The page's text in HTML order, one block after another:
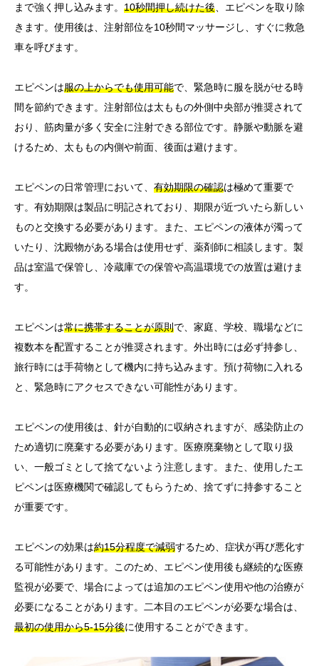
まで強く押し込みます。 10秒間押し続けた後 、エピペンを取り除
きます。使用後は、注射部位を10秒間マッサージし、すぐに救急
車を呼びます。
エピペンは服の上からでも使用可能で、緊急時に服を脱がせる時
間を節約できます。注射部位は太ももの外側中央部が推奨されて
おり、筋肉量が多く安全に注射できる部位です。静脈や動脈を避
けるため、太ももの内側や前面、後面は避けます。
エピペンの日常管理において、 有効期限の確認は極めて重要で
す。有効期限は製品に明記されており、期限が近づいたら新しい
ものと交換する必要があります。また、エピペンの液体が濁って
いたり、沈殿物がある場合は使用せず、薬剤師に相談します。製
品は室温で保管し、冷蔵庫での保管や高温環境での放置は避けま
す。
エピペンは常に携帯することが原則で、家庭、学校、職場などに
複数本を配置することが推奨されます。外出時には必ず持参し、
旅行時には手荷物として機内に持ち込みます。預け荷物に入れる
と、緊急時にアクセスできない可能性があります。
エピペンの使用後は、針が自動的に収納されますが、感染防止の
ため適切に廃棄する必要があります。医療廃棄物として取り扱
い、一般ゴミとして捨てないよう注意します。また、使用したエ
ピペンは医療機関で確認してもらうため、捨てずに持参すること
が重要です。
エピペンの効果は約15分程度で減弱するため、症状が再び悪化す
る可能性があります。このため、エピペン使用後も継続的な医療
監視が必要で、場合によっては追加のエピペン使用や他の治療が
必要になることがあります。二本目のエピペンが必要な場合は、
最初の使用から5-15分後に使用することができます。